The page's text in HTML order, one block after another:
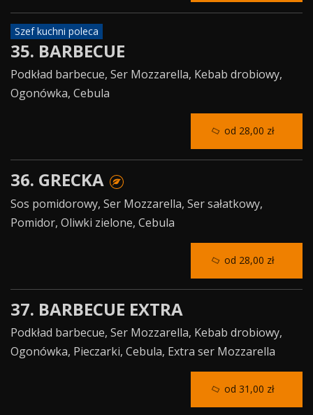
Szef kuchni poleca
35. BARBECUE
Podkład barbecue, Ser Mozzarella, Kebab drobiowy,
Ogonówka, Cebula
36. GRECKA
Sos pomidorowy, Ser Mozzarella, Ser sałatkowy,
Pomidor, Oliwki zielone, Cebula
37. BARBECUE EXTRA
Podkład barbecue, Ser Mozzarella, Kebab drobiowy,
Ogonówka, Pieczarki, Cebula, Extra ser Mozzarella